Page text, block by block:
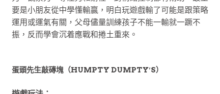
要是小朋友從中學懂輸贏，明白玩遊戲輸了可能是跟策略
運用或運氣有關，父母儘量訓練孩子不能一輸就一蹶不
振，反而學會沉着應戰和捲土重來。
蛋頭先生敲磚塊（HUMPTY DUMPTY′S）